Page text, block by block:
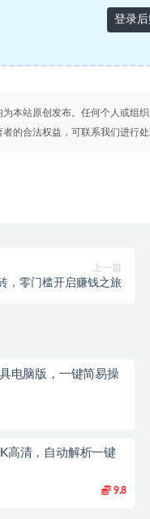
登录
本站原创发布。任何个人或组
的合法权益，可联系我们进行处
上一篇
，零门槛开启赚钱之旅
电脑版，一键简易操
高清，自动解析一键
9.8